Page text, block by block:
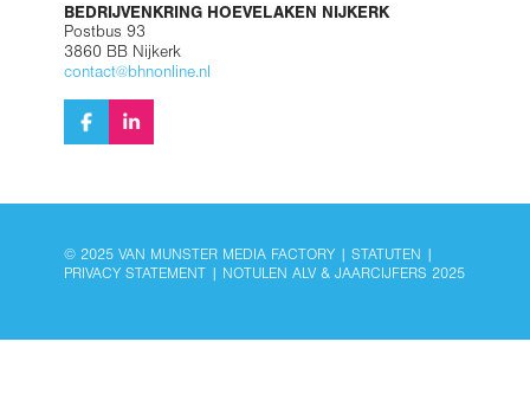
BEDRIJVENKRING HOEVELAKEN NIJKERK
Postbus 93
3860 BB Nijkerk
contact@bhnonline.nl
© 2025 VAN MUNSTER MEDIA FACTORY |STATUTEN
PRIVACY STATEMENT
NOTULEN ALV & JAARCIJFERS 2025